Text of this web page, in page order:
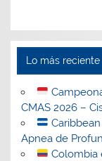
Lo más reciente
CMAS 2026 –
Apnea de
Colombia